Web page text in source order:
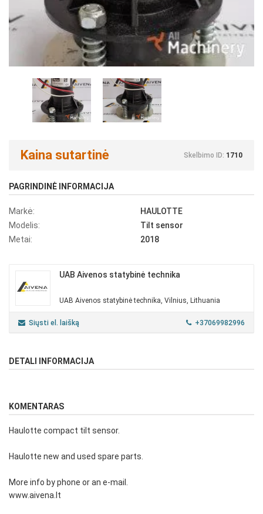
Kaina sutartinė Skelbimo ID: 1710
PAGRINDINĖ INFORMACIJA
Markė:
HAULOTTE
Modelis:
Tilt sensor
Metai:
2018
UAB Aivenos statybinė technika
UAB Aivenos statybinė technika, Vilnius, Lithuania
Siųsti el. laišką +37069982996
DETALI INFORMACIJA
KOMENTARAS
Haulotte compact tilt sensor.
Haulotte new and used spare parts.
More info by phone or an e-mail.
www.aivena.lt